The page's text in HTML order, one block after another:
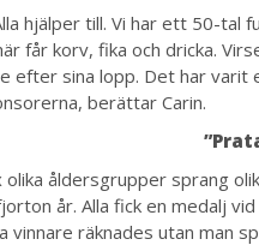
hjälper till. Vi har ett 50-tal
får korv, fika och dricka.
efter sina lopp. Det har varit
berättar Carin.
olika åldersgrupper sprang
år. Alla fick en medalj
vinnare räknades utan man